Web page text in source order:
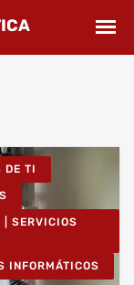
DE TI
| SERVICIOS
INFORMÁTICOS